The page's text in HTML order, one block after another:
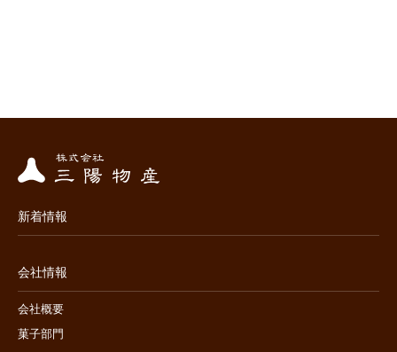
新着情報
会社情報
会社概要
菓子部門